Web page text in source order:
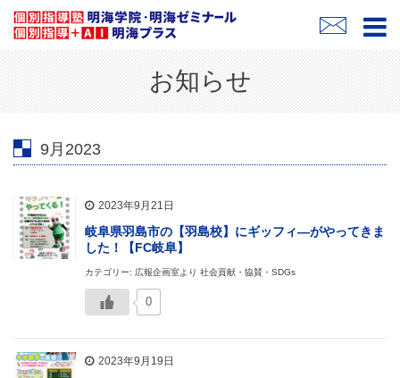
お知らせ
9月2023
2023年9月21日
岐阜県羽島市の【羽島校】にギッフィ―がやってきま
した！【FC岐阜】
カテゴリー: 広報企画室より 社会貢献・協賛・SDGs
0
2023年9月19日